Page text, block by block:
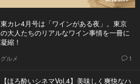
東カレ4月号は「ワインがある夜」。東京
の大人たちのリアルなワイン事情を一冊に
凝縮！
グルメ 1
【ほろ酔いシネマVol.4】美味しく爽快なハ